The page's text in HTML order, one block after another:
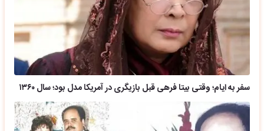
سفر به ایام؛ وقتی بیتا فرهی قبل بازیگری در آمریکا مدل بود؛ سال ۱۳۶۰